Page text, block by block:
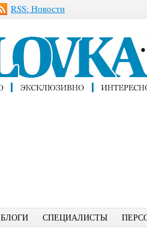
RSS: Новости
БЛОГИ СПЕЦИАЛИСТЫ